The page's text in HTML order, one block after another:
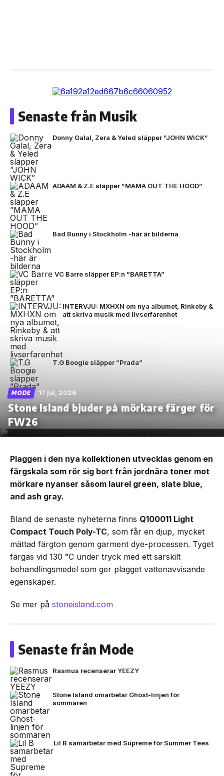
Senaste från Musik
Donny Galal, Zera & Yeled släpper ”JOHN WICK”
ADAAM & Z.E släpper ”MAMA OUT THE HOOD”
Bad Bunny i Stockholm -här är bilderna
VC Barre släpper EP:n ”BARETTA”
INTERVJU: MXHXN om nya albumet, Rinkeby &
att skriva musik med livserfarenhet
T.G Boogie släpper ”Prada”
MODE 17 jul, 2026
Stone Island bjuder på mörkare färger för
FW26
Plaggen i den nya kollektionen utvecklas genom en
färgskala som rör sig bort från jordnära toner mot
mörkare nyanser såsom laurel green, slate blue,
and ash gray.
Bland de senaste nyheterna finns Q100011 Light
Compact Touch Poly-TC, som får en djup, mycket
mättad färgton genom garment dye-processen. Tyget
färgas vid 130 °C under tryck med ett särskilt
behandlingsmedel som ger plagget vattenavvisande
egenskaper.
Se mer på stoneisland.com
Senaste från Mode
Rasmus recenserar YEEZY
Stone Island omarbetar Ghost-linjen för
sommaren
Lil B samarbetar med Supreme för Summer Tees